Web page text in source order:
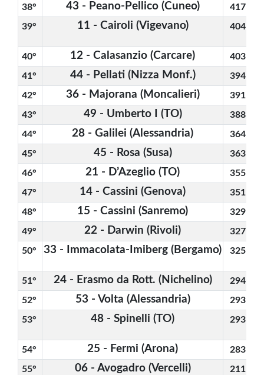
38° 43 - Peano-Pellico (Cuneo) 417
39° 11 - Cairoli (Vigevano) 404
40° 12 - Calasanzio (Carcare) 403
41° 44 - Pellati (Nizza Monf.) 394
42° 36 - Majorana (Moncalieri) 391
43° 49 - Umberto I (TO) 388
44° 28 - Galilei (Alessandria) 364
45° 45 - Rosa (Susa) 363
46° 21 - D’Azeglio (TO) 355
47° 14 - Cassini (Genova) 351
48° 15 - Cassini (Sanremo) 329
49° 22 - Darwin (Rivoli) 327
50° 33 - Immacolata-Imiberg (Bergamo) 325
51° 24 - Erasmo da Rott. (Nichelino) 294
52° 53 - Volta (Alessandria) 293
53° 48 - Spinelli (TO) 293
54° 25 - Fermi (Arona) 283
55° 06 - Avogadro (Vercelli) 211